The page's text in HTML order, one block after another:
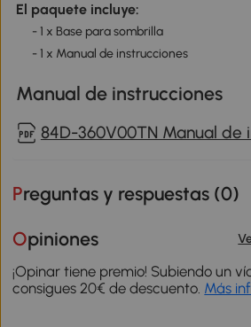
El paquete incluye:
- 1 x Base para sombrilla
- 1 x Manual de instrucciones
Manual de instrucciones
84D-360V00TN Manual de
Preguntas y respuestas (0)
Opiniones
¡Opinar tiene premio! Subiendo un
consigues 20€ de descuento. Más